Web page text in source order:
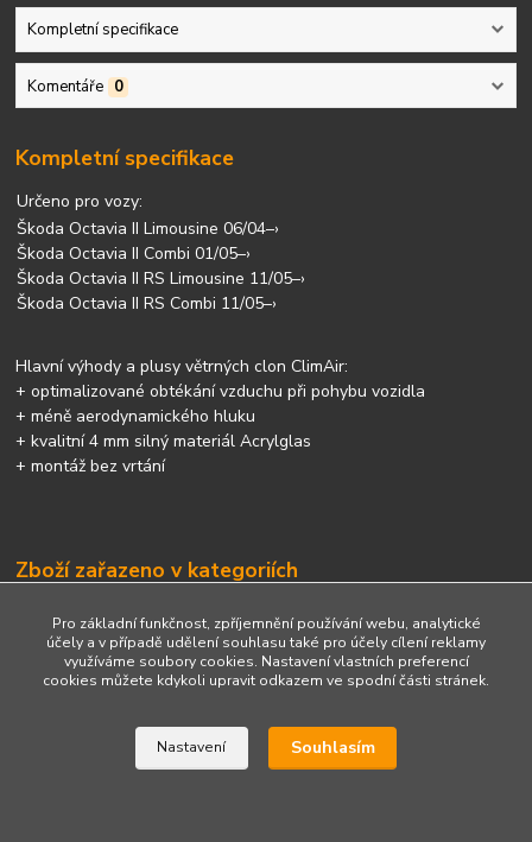
Kompletní specifikace
Komentáře 0
Kompletní specifikace
Určeno pro vozy:
Škoda Octavia II Limousine 06/04–›
Škoda Octavia II Combi 01/05–›
Škoda Octavia II RS Limousine 11/05–›
Škoda Octavia II RS Combi 11/05–›
Hlavní výhody a plusy větrných clon ClimAir:
+ optimalizované obtékání vzduchu při pohybu vozidla
+ méně aerodynamického hluku
+ kvalitní 4 mm silný materiál Acrylglas
+ montáž bez vrtání
Zboží zařazeno v kategoriích
Upravit sběr cookies.
Pro základní funkčnost, zpříjemnění používání webu, analytické
účely a v případě udělení souhlasu také pro účely cílení reklamy
využíváme soubory cookies. Nastavení vlastních preferencí
cookies můžete kdykoli upravit odkazem ve spodní části stránek.
Nastavení Souhlasím